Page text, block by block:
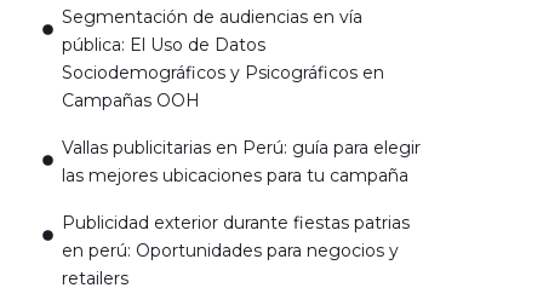
Segmentación de audiencias en vía
pública: El Uso de Datos
Sociodemográficos y Psicográficos en
Campañas OOH
Vallas publicitarias en Perú: guía para elegir
las mejores ubicaciones para tu campaña
Publicidad exterior durante fiestas patrias
en perú: Oportunidades para negocios y
retailers